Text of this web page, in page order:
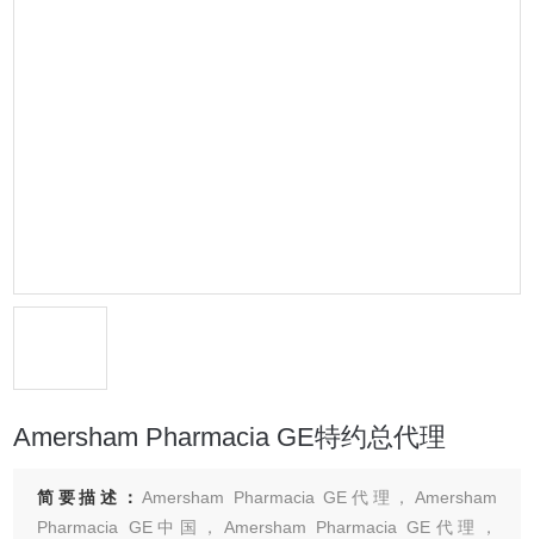
Amersham Pharmacia GE特约总代理
简要描述：Amersham Pharmacia GE代理，Amersham
Pharmacia GE中国，Amersham Pharmacia GE代理，